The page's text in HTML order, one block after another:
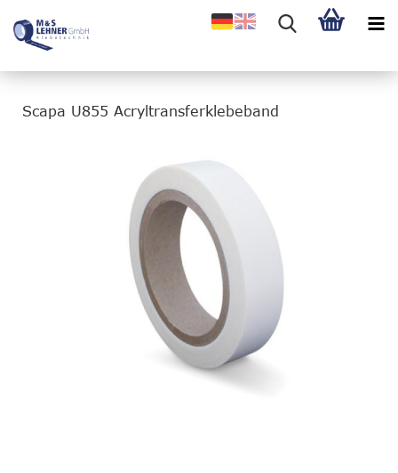
Scapa U855 Acryltransferklebeband